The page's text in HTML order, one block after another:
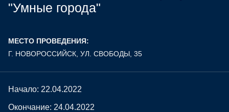
"Умные города"
МЕСТО ПРОВЕДЕНИЯ:
Г. НОВОРОССИЙСК, УЛ. СВОБОДЫ, 35
Начало: 22.04.2022
Окончание: 24.04.2022